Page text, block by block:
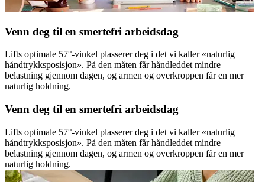
Venn deg til en smertefri arbeidsdag
Lifts optimale 57°-vinkel plasserer deg i det vi kaller «naturlig
håndtrykksposisjon». På den måten får håndleddet mindre
belastning gjennom dagen, og armen og overkroppen får en mer
naturlig holdning.
Venn deg til en smertefri arbeidsdag
Lifts optimale 57°-vinkel plasserer deg i det vi kaller «naturlig
håndtrykksposisjon». På den måten får håndleddet mindre
belastning gjennom dagen, og armen og overkroppen får en mer
naturlig holdning.